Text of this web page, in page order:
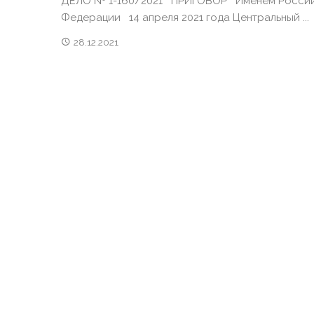
Федерации 14 апреля 2021 года Центральный ...
28.12.2021